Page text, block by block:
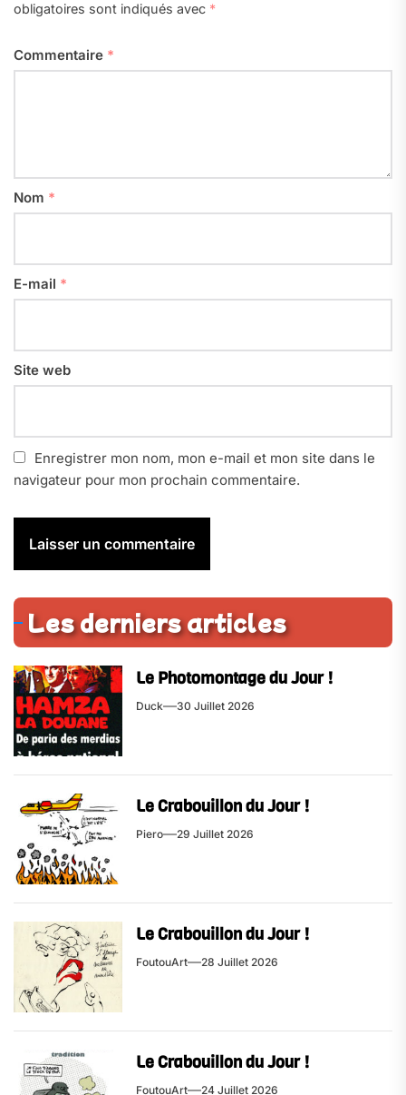
obligatoires sont indiqués avec *
Commentaire *
Nom *
E-mail *
Site web
Enregistrer mon nom, mon e-mail et mon site dans le
navigateur pour mon prochain commentaire.
Les derniers articles
Le Photomontage du Jour !
Duck 30 Juillet 2026
Le Crabouillon du Jour !
Piero 29 Juillet 2026
Le Crabouillon du Jour !
FoutouArt 28 Juillet 2026
Le Crabouillon du Jour !
FoutouArt 24 Juillet 2026